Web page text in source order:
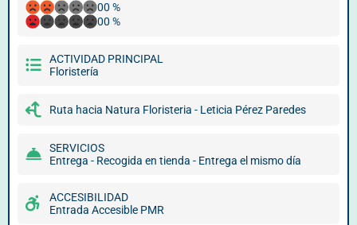
00 %
00 %
ACTIVIDAD PRINCIPAL
Floristería
Ruta hacia Natura Floristeria - Leticia Pérez Paredes
SERVICIOS
Entrega - Recogida en tienda - Entrega el mismo día
ACCESIBILIDAD
Entrada Accesible PMR